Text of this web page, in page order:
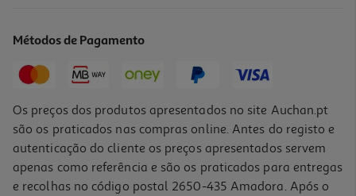
Métodos de Pagamento
Os preços dos produtos apresentados no site Auchan.pt
são os praticados nas compras online. Antes do registo e
autenticação do cliente os preços apresentados servem
apenas como referência e são os praticados para entregas
e recolhas no código postal 2650-435 Amadora. Após o